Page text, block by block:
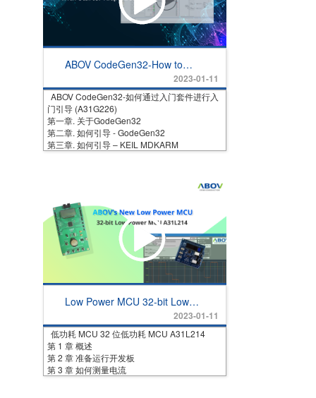
ABOV CodeGen32-How to
(A31G226) 2023-01-11
ABOV CodeGen32-如何通过入门套件进行入
门引导 (A31G226)
第一章. 关于GodeGen32
第二章. 如何引导 - GodeGen32
第三章. 如何引导 – KEIL MDKARM
Low Power MCU 32-bit Low
2023-01-11
低功耗 MCU 32 位低功耗 MCU A31L214
第 1 章 概述
第 2 章 准备运行开发板
第 3 章 如何测量电流